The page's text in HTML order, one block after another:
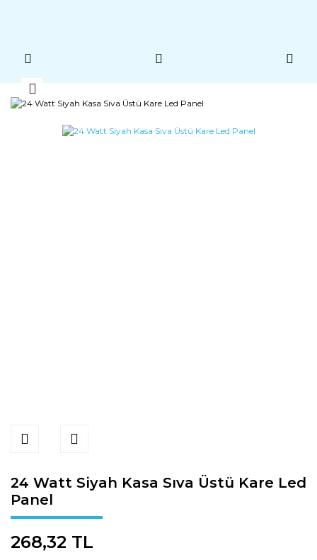
24 Watt Siyah Kasa Sıva Üstü Kare Led
Panel
268,32 TL